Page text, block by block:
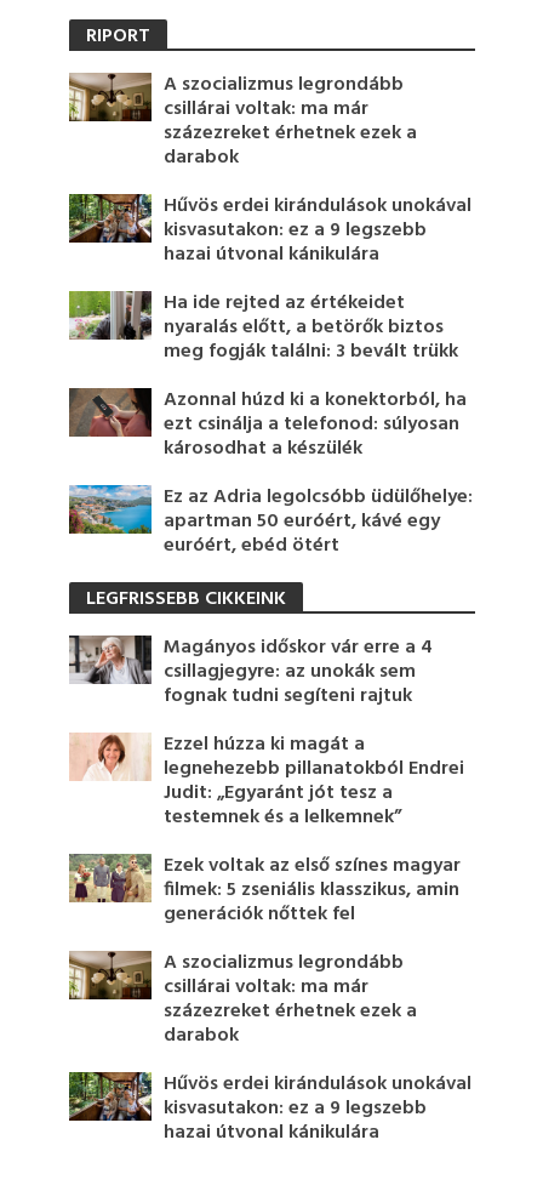
RIPORT
A szocializmus legrondább
csillárai voltak: ma már
százezreket érhetnek ezek a
darabok
Hűvös erdei kirándulások unokával
kisvasutakon: ez a 9 legszebb
hazai útvonal kánikulára
Ha ide rejted az értékeidet
nyaralás előtt, a betörők biztos
meg fogják találni: 3 bevált trükk
Azonnal húzd ki a konektorból, ha
ezt csinálja a telefonod: súlyosan
károsodhat a készülék
Ez az Adria legolcsóbb üdülőhelye:
apartman 50 euróért, kávé egy
euróért, ebéd ötért
LEGFRISSEBB CIKKEINK
Magányos időskor vár erre a 4
csillagjegyre: az unokák sem
fognak tudni segíteni rajtuk
Ezzel húzza ki magát a
legnehezebb pillanatokból Endrei
Judit: „Egyaránt jót tesz a
testemnek és a lelkemnek”
Ezek voltak az első színes magyar
filmek: 5 zseniális klasszikus, amin
generációk nőttek fel
A szocializmus legrondább
csillárai voltak: ma már
százezreket érhetnek ezek a
darabok
Hűvös erdei kirándulások unokával
kisvasutakon: ez a 9 legszebb
hazai útvonal kánikulára